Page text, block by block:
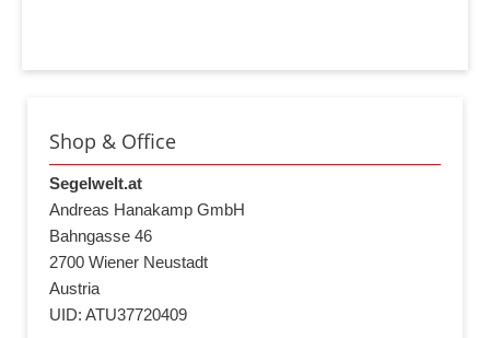
Shop & Office
Segelwelt.at
Andreas Hanakamp GmbH
Bahngasse 46
2700 Wiener Neustadt
Austria
UID: ATU37720409